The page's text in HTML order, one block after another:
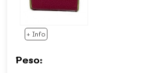
+ Info
Peso: